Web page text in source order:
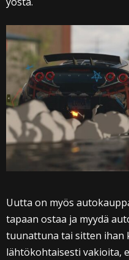
Uutta on myös
tapaan ostaa ja myydä
tuunattuna tai sitten ihan
lähtökohtaisesti vakioita,